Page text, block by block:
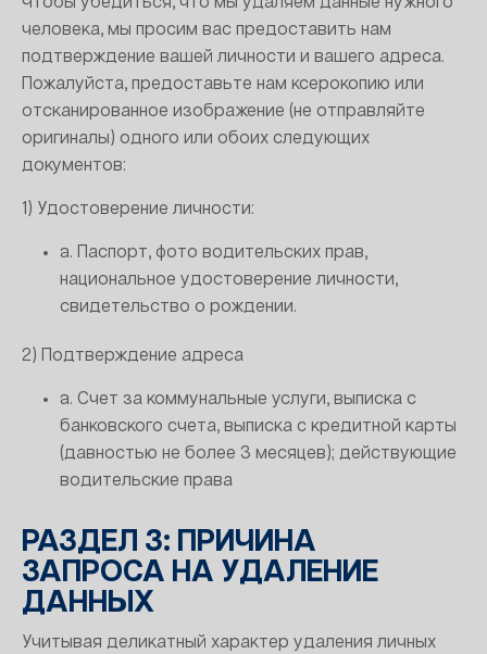
человека, мы просим вас предоставить нам
подтверждение вашей личности и вашего адреса.
Пожалуйста, предоставьте нам ксерокопию или
отсканированное изображение (не отправляйте
оригиналы) одного или обоих следующих
документов:
1) Удостоверение личности:
a. Паспорт, фото водительских прав,
национальное удостоверение личности,
свидетельство о рождении.
2) Подтверждение адреса
a. Счет за коммунальные услуги, выписка с
банковского счета, выписка с кредитной карты
(давностью не более 3 месяцев); действующие
водительские права
РАЗДЕЛ 3: ПРИЧИНА
ЗАПРОСА НА УДАЛЕНИЕ
ДАННЫХ
Учитывая деликатный характер удаления личных